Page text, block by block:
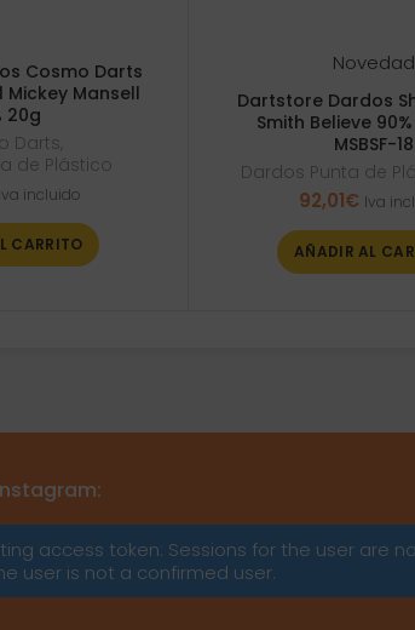
Cosmo Darts
Mickey Mansell
20g
Darts,
de Plástico
Iva incluido
CARRITO
Novedad
Dartstore Dardos
Smith Believe
MSBSF-18
Dardos Punta de
92,01€ Iva
AÑADIR AL
access token: Sessions for the user are
user is not a confirmed user.